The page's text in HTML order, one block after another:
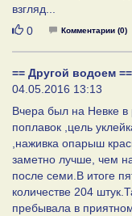
взгляд...
Нравится
0 Комментарии (0)
== Другой водоем ==
04.05.2016 13:13
Вчера был на Невке
поплавок ,цель
,наживка опарыш
заметно лучше, чем
после семи.В итоге
количестве 204
пребывала в